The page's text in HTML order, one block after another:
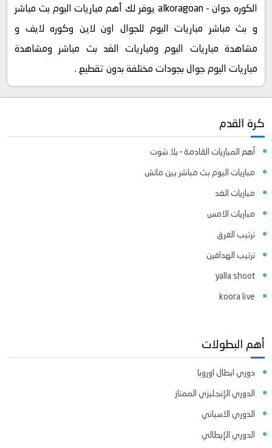
الكوره جوان - alkoragoan يوفر لك أهم مباريات اليوم بث مباشر
و بث مباشر مباريات اليوم للجوال اون لاين وكوره لايف و
مشاهدة مباريات اليوم ومباريات الغد بث مباشر ومشاهدة
مباريات اليوم جوال بجودات مختلفة بدون تقطيع .
كرة القدم
أهم المباريات القادمة – يلا شوت
مباريات اليوم بث مباشر بين ماتش
مباريات الغد
مباريات الامس
ترتيب الفرق
ترتيب الهدافين
yalla shoot
koora live
أهم البطولات
دوري ابطال اوروبا
الدوري الإنجليزي الممتاز
الدوري الاسباني
الدوري الإيطالي